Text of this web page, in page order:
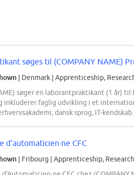
søges til (COMPANY NAME)
| Denmark | Apprenticeship,
søger en laborantpraktikant (1 år)
inkluderer faglig udvikling i et
dansk sprog, IT-
d'automaticien·ne CFC
| Fribourg | Apprenticeship,